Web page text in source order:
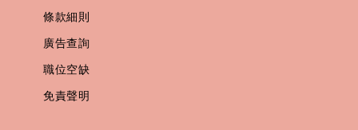
條款細則
廣告查詢
職位空缺
免責聲明